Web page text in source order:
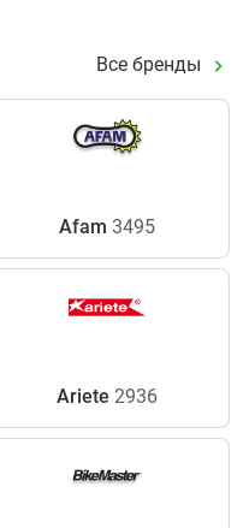
Все бренды
Afam 3495
Ariete 2936